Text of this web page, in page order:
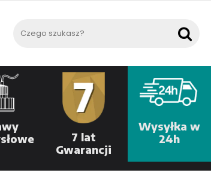
7 lat
Gwarancji
Wysyłka w
24h